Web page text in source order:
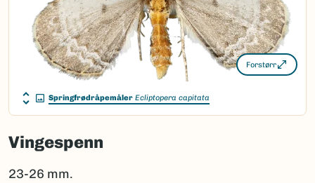
Forstørr
Springfrødråpemåler Ecliptopera capitata
Vingespenn
23-26 mm.